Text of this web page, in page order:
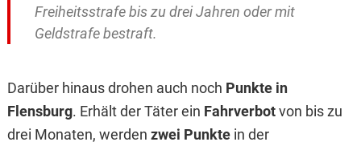
Freiheitsstrafe bis zu drei Jahren oder mit
Geldstrafe bestraft.
Darüber hinaus drohen auch noch Punkte in
Flensburg. Erhält der Täter ein Fahrverbotvon bis zu
drei Monaten, werden zwei Punktein der